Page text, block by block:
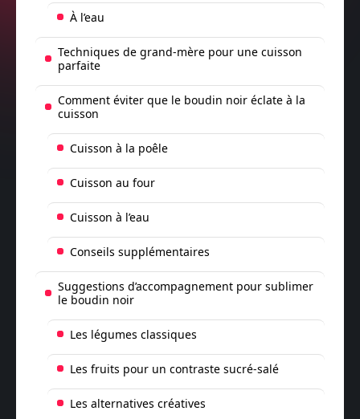
À l’eau
Techniques de grand-mère pour une cuisson
parfaite
Comment éviter que le boudin noir éclate à la
cuisson
Cuisson à la poêle
Cuisson au four
Cuisson à l’eau
Conseils supplémentaires
Suggestions d’accompagnement pour sublimer
le boudin noir
Les légumes classiques
Les fruits pour un contraste sucré-salé
Les alternatives créatives